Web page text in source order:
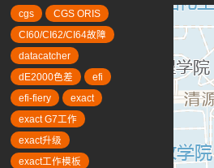
cgs
CGS ORIS
CI60/CI62/CI64故障
datacatcher
dE2000色差
efi
efi-fiery
exact
exact G7工作
exact升级
exact工作模板